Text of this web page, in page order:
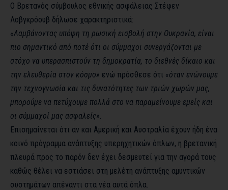
Ο Βρετανός σύμβουλος εθνικής ασφάλειας Στέφεν
Λοβγκρόουβ δήλωσε χαρακτηριστικά:
«Λαμβάνοντας υπόψη τη ρωσική εισβολή στην Ουκρανία, είναι
πιο σημαντικό από ποτέ ότι οι σύμμαχοι συνεργάζονται με
στόχο να υπερασπιστούν τη δημοκρατία, το διεθνές δίκαιο και
την ελευθερία στον κόσμο» ενώ πρόσθεσε ότι «όταν ενώνουμε
την τεχνογνωσία και τις δυνατότητες των τριών χωρών μας,
μπορούμε να πετύχουμε πολλά στο να παραμείνουμε εμείς και
οι σύμμαχοί μας ασφαλείς».
Επισημαίνεται ότι αν και Αμερική και Αυστραλία έχουν ήδη ένα
κοινό πρόγραμμα ανάπτυξης υπερηχητικών όπλων, η βρετανική
πλευρά προς το παρόν δεν έχει δεσμευτεί για την αγορά τους
καθώς θέλει να εστιάσει στη μελέτη ανάπτυξης αμυντικών
συστημάτων απέναντι στα νέα αυτά όπλα.